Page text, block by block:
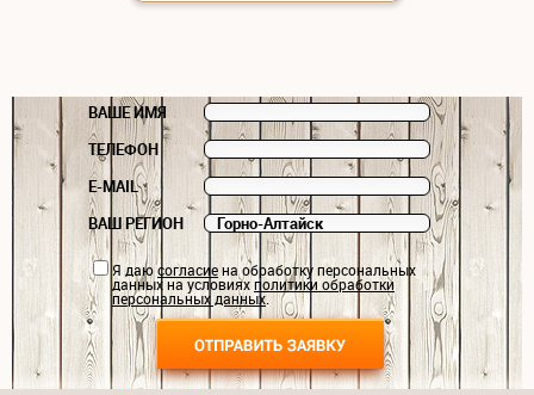
ВАШЕ ИМЯ
ТЕЛЕФОН
E-MAIL
ВАШ РЕГИОН
Я даюсогласиена обработку персональных
данных на условияхполитики обработки
персональных данных.